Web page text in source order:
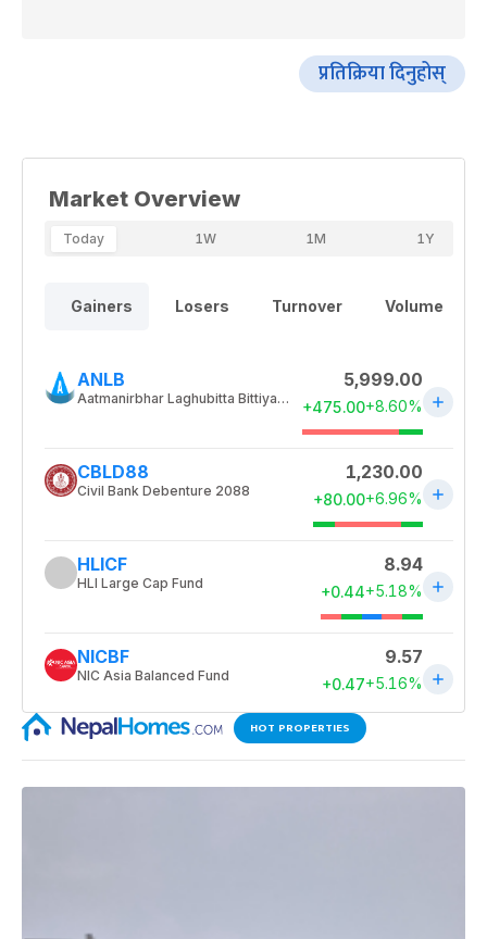
प्रतिक्रिया दिनुहोस्
HOT PROPERTIES